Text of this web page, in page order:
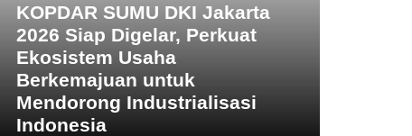
KOPDAR SUMU DKI Jakarta
2026 Siap Digelar, Perkuat
Ekosistem Usaha
Berkemajuan untuk
Mendorong Industrialisasi
Indonesia